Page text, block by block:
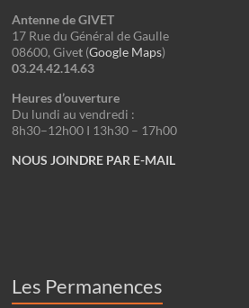
Antenne de GIVET
17 Rue du Général de Gaulle
08600, Givet (Google Maps)
03.24.42.14.63
Heures d’ouverture
Du lundi au vendredi :
8h30–12h00 I 13h30 – 17h00
NOUS JOINDRE PAR E-MAIL
Les Permanences